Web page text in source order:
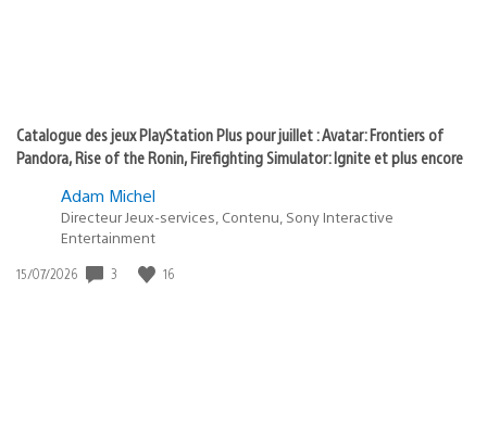
Catalogue des jeux PlayStation Plus pour juillet : Avatar: Frontiers of
Pandora, Rise of the Ronin, Firefighting Simulator: Ignite et plus encore
Adam Michel
Directeur Jeux-services, Contenu, Sony Interactive
Entertainment
Date
15/07/2026 3 16